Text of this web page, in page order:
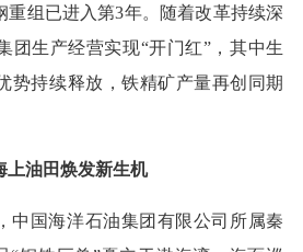
重组已进入第3年。随着改革持续深
团生产经营实现“开门红”，其中生
势持续释放，铁精矿产量再创同期
上油田焕发新生机
中国海洋石油集团有限公司所属秦